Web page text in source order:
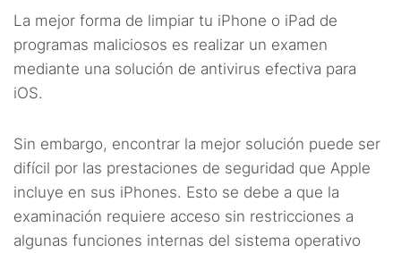
La mejor forma de limpiar tu iPhone o iPad de
programas maliciosos es realizar un examen
mediante una solución de antivirus efectiva para
iOS.
Sin embargo, encontrar la mejor solución puede ser
difícil por las prestaciones de seguridad que Apple
incluye en sus iPhones. Esto se debe a que la
examinación requiere acceso sin restricciones a
algunas funciones internas del sistema operativo